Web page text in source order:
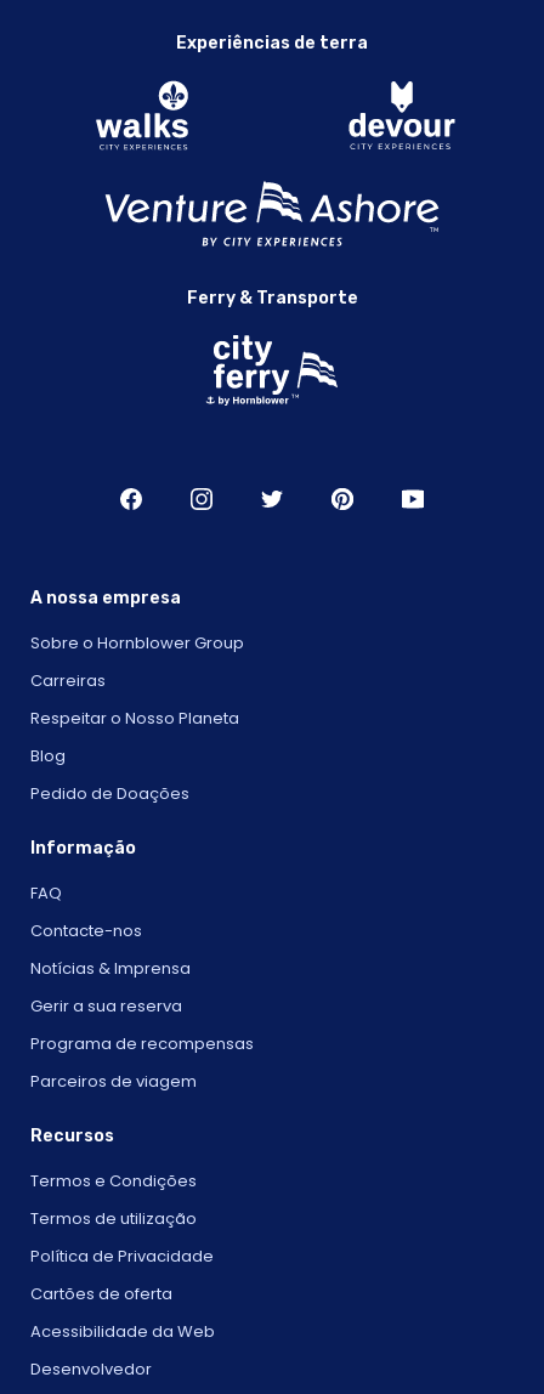
Experiências de terra
Ferry & Transporte
A nossa empresa
Sobre o Hornblower Group
Carreiras
Respeitar o Nosso Planeta
Blog
Pedido de Doações
Informação
FAQ
Contacte-nos
Notícias & Imprensa
Gerir a sua reserva
Programa de recompensas
Parceiros de viagem
Recursos
Termos e Condições
Termos de utilização
Política de Privacidade
Cartões de oferta
Acessibilidade da Web
Desenvolvedor